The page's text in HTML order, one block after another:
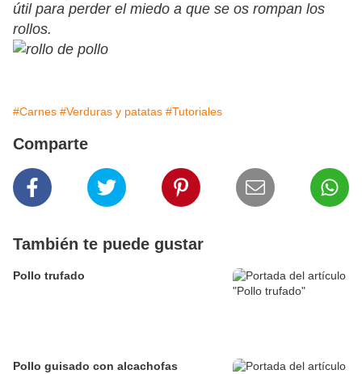
útil para perder el miedo a que se os rompan los
rollos.
#Carnes #Verduras y patatas #Tutoriales
Comparte
También te puede gustar
Pollo trufado
Pollo guisado con alcachofas